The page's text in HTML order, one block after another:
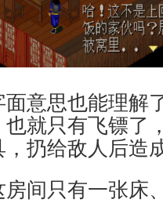
意思也能理解
就只有飞镖了
扔给敌人后造
间只有一张床